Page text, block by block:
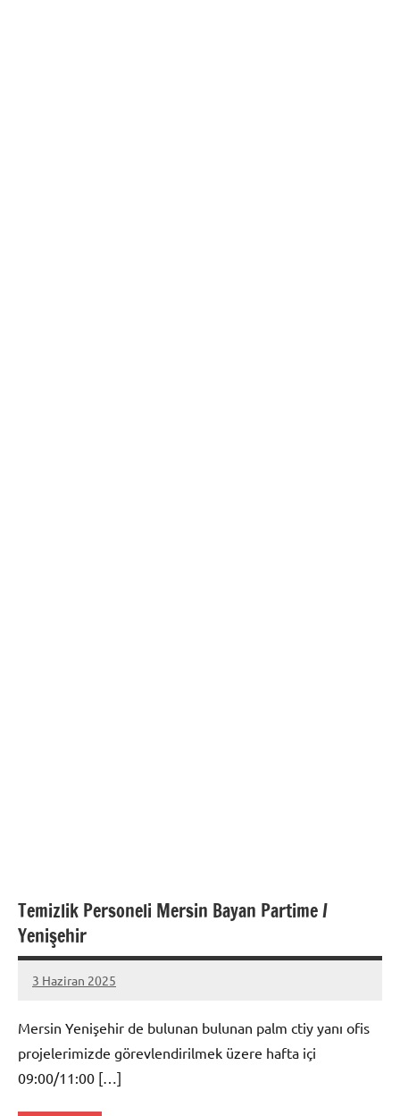
Temizlik Personeli Mersin Bayan Partime /
Yenişehir
3 Haziran 2025
admin
Yorum
Mersin Yenişehir de bulunan bulunan palm ctiy yanı ofis
projelerimizde görevlendirilmek üzere hafta içi
09:00/11:00 […]